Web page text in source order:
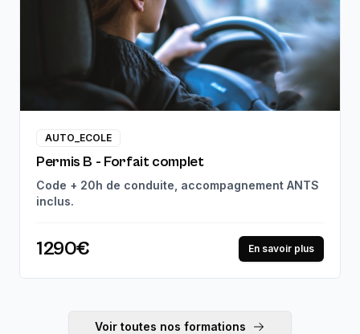
AUTO_ECOLE
Permis B - Forfait complet
Code + 20h de conduite, accompagnement ANTS
inclus.
1290€ En savoir plus
Voir toutes nos formations